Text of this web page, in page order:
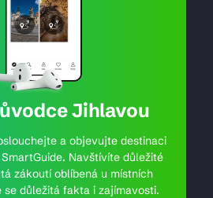
Jihlavou
a objevujte destinaci
Navštívíte důležité
zákoutí oblíbená u místních
důležitá fakta i zajímavosti.